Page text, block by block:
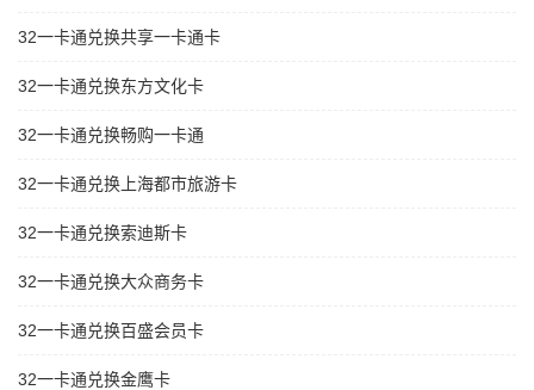
32一卡通兑换共享一卡通卡
32一卡通兑换东方文化卡
32一卡通兑换畅购一卡通
32一卡通兑换上海都市旅游卡
32一卡通兑换索迪斯卡
32一卡通兑换大众商务卡
32一卡通兑换百盛会员卡
32一卡通兑换金鹰卡